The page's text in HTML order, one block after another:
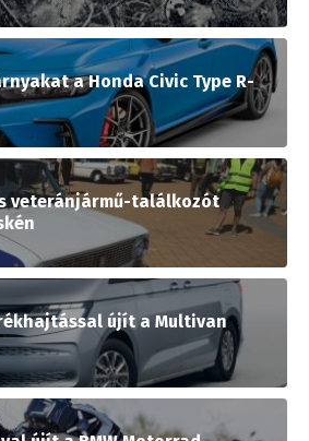
a Honda Civic Type R-
veteránjármű-találkozót
újít a Multivan